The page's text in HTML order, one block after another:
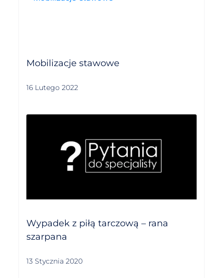
Mobilizacje stawowe
16 Lutego 2022
Wypadek z piłą tarczową – rana
szarpana
13 Stycznia 2020